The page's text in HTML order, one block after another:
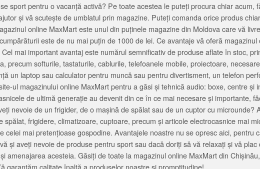
sport pentru o vacanță activă? Pe toate acestea le puteți procura chiar acum,
și vă scutește de umblatul prin magazine. Puteți comanda orice produs
online MaxMart este unul din puținele magazine din Moldova care vă
este de nu mai puțin de 1000 de lei. Ce avantaje vă oferă magazinul
mai important avantaj este numărul semnificativ de produse aflate în stoc,
precum softurile, tastaturile, cablurile, telefoanele mobile, proiectoare,
un laptop sau calculator pentru muncă sau pentru divertisment, un telefon
ul magazinului online MaxMart pentru a găsi și tehnică audio: boxe, centre și
de ultimă generație au devenit din ce în ce mai necesare și importante,
nevoie de un frigider, de o mașină de spălat sau de un cuptor cu microunde?
frigidere, climatizoare, cuptoare, precum și articole electrocasnice mai
mai pretențioase gospodine. Avantajele noastre nu se opresc aici, pentru
și aveți nevoie de produse pentru sport sau dacă doriți să vă relaxați și vă plac
acesteia. Găsiți de toate la magazinul online MaxMart din
garantăm calitate înaltă a produselor noastre și promptitudine!